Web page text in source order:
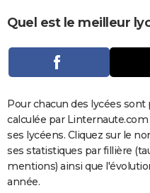
Dictionnaire
Biographies
Expressions
Proverbes
PROGRAMME TV
COPAINS D'AVANT
S'inscrire
Se connecter
Lycées
Collèges
Primaires
Universités
Entreprises
Service militaire
Avis de recherche
AVIS DE DÉCÈS
FORUM
Bricolage
Lifestyle
Culture
Sport
Auto
Television
Voyage
Cinema
Quel est le meilleur
Pour chacun des lycées
calculée par
ses lycéens. Cliquez sur le
ses statistiques par fillière
mentions) ainsi que
année.